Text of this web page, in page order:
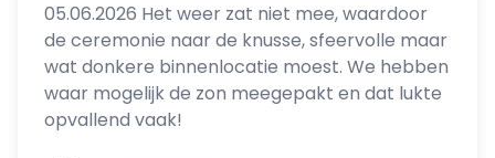
05.06.2026 Het weer zat niet mee, waardoor
de ceremonie naar de knusse, sfeervolle maar
wat donkere binnenlocatie moest. We hebben
waar mogelijk de zon meegepakt en dat lukte
opvallend vaak!